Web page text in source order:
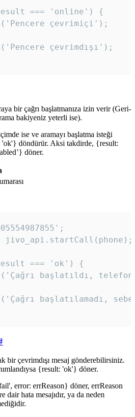
=== 'online') {
çevrimiçi');
çevrimdışı');
bir çağrı başlatmanıza izin verir (Geri-
bakiyeniz yeterli ise).
ise ve aramayı başlatma isteği
'ok'} döndürür. Aksi takdirde, {result:
döner.
jivo_api.startCall(phone);
=== 'ok') {
başlatıldı,
başlatılamadı,
bir çevrimdışı mesaj gönderebilirsiniz.
{result: 'ok'} döner.
error: errReason} döner, errReason
dair hata mesajıdır, ya da neden